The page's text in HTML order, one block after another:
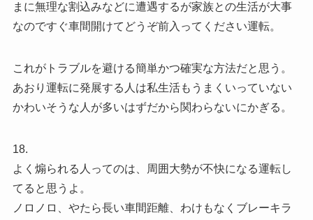
まに無理な割込みなどに遭遇するが家族との生活が大事
なのですぐ車間開けてどうぞ前入ってください運転。
これがトラブルを避ける簡単かつ確実な方法だと思う。
あおり運転に発展する人は私生活もうまくいっていない
かわいそうな人が多いはずだから関わらないにかぎる。
18.
よく煽られる人ってのは、周囲大勢が不快になる運転し
てると思うよ。
ノロノロ、やたら長い車間距離、わけもなくブレーキラ